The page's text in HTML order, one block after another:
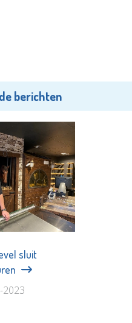
berichten
sluit
2023